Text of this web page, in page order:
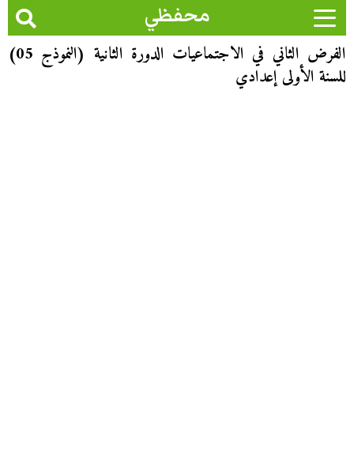
محفظي
الفرض الثاني في الاجتماعيات الدورة الثانية (النموذج 05)
للسنة الأولى إعدادي